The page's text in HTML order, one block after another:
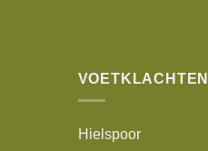
VOETKLACHTEN
Hielspoor